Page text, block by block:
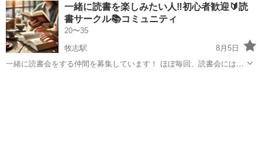
とか、色んな釣りを教えてほしいです。 もし良ければ、台風後とか一
緒に釣り行ったりもしたいです。どう...
一緒に読書を楽しみたい人‼️初心者歓迎🔰読
書サークル📚コミュニティ
20〜35
牧志駅
8月5日
一緒に読書会をする仲間を募集しています！ ほぼ毎回、読書会にはじ